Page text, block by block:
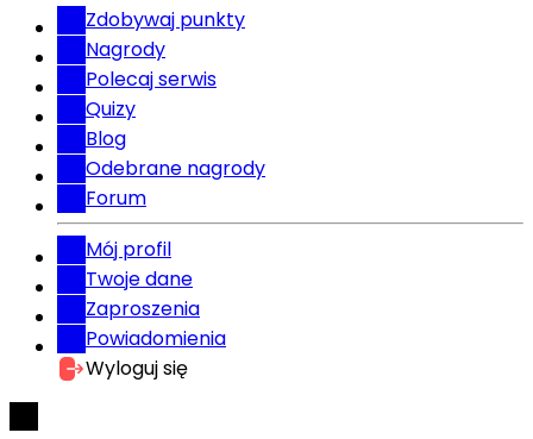
Zdobywaj punkty
Nagrody
Polecaj serwis
Quizy
Blog
Odebrane nagrody
Forum
Mój profil
Twoje dane
Zaproszenia
Powiadomienia
Wyloguj się